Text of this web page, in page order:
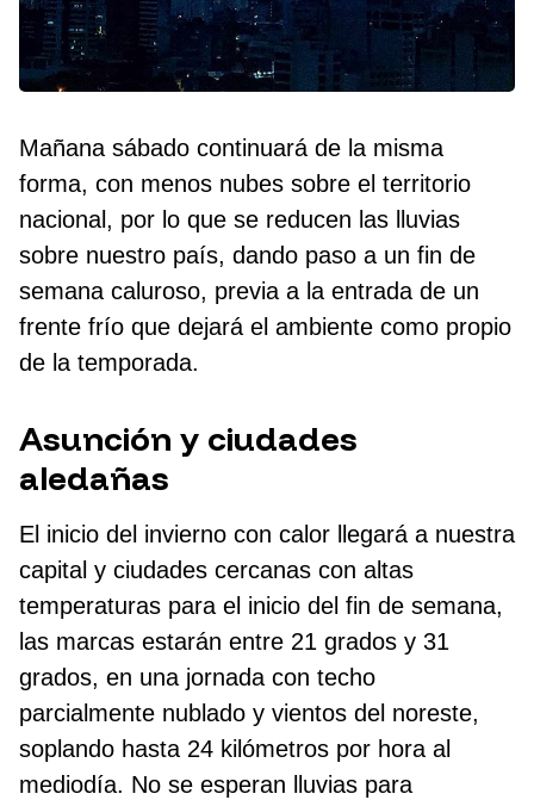
Mañana sábado continuará de la misma
forma, con menos nubes sobre el territorio
nacional, por lo que se reducen las lluvias
sobre nuestro país, dando paso a un fin de
semana caluroso, previa a la entrada de un
frente frío que dejará el ambiente como propio
de la temporada.
Asunción y ciudades
aledañas
El inicio del invierno con calor llegará a nuestra
capital y ciudades cercanas con altas
temperaturas para el inicio del fin de semana,
las marcas estarán entre 21 grados y 31
grados, en una jornada con techo
parcialmente nublado y vientos del noreste,
soplando hasta 24 kilómetros por hora al
mediodía. No se esperan lluvias para